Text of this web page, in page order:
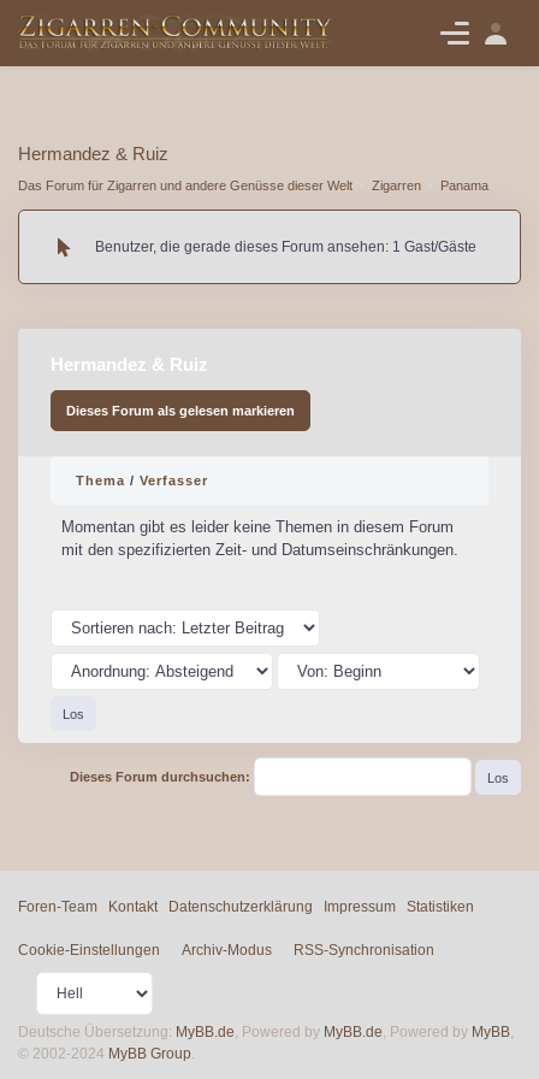
Hermandez & Ruiz
Das Forum für Zigarren und andere Genüsse dieser Welt Zigarren Panama
Benutzer, die gerade dieses Forum ansehen: 1 Gast/Gäste
Hermandez & Ruiz
Dieses Forum als gelesen markieren
Thema / Verfasser
Momentan gibt es leider keine Themen in diesem Forum
mit den spezifizierten Zeit- und Datumseinschränkungen.
Dieses Forum durchsuchen:
Foren-Team Kontakt Datenschutzerklärung Impressum Statistiken
Cookie-Einstellungen Archiv-Modus RSS-Synchronisation
Deutsche Übersetzung: MyBB.de, Powered by MyBB.de, Powered by MyBB,
© 2002-2024 MyBB Group.